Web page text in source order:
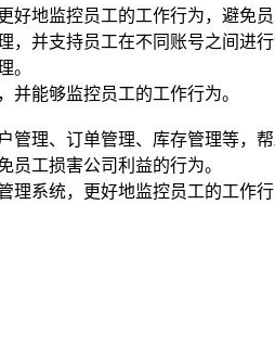
地监控员工的工作行为，避免员
并支持员工在不同账号之间进行
。
能够监控员工的工作行为。
理、订单管理、库存管理等，
工损害公司利益的行为。
系统，更好地监控员工的工作行